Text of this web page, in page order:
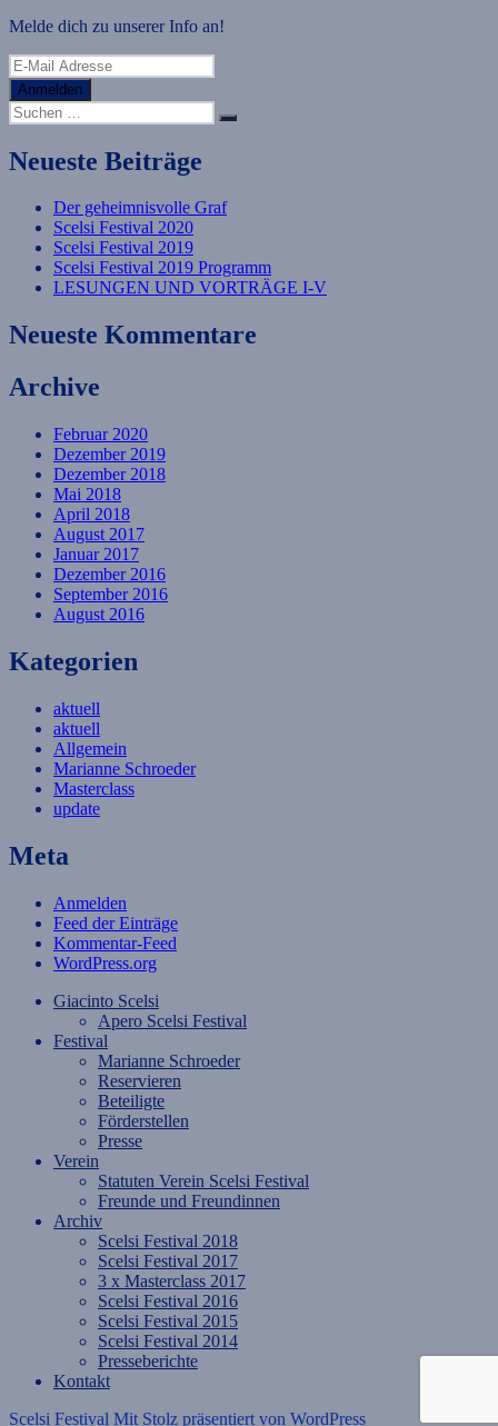
Melde dich zu unserer Info an!
Anmelden
Suche
nach:
Suchen
Neueste Beiträge
Der geheimnisvolle Graf
Scelsi Festival 2020
Scelsi Festival 2019
Scelsi Festival 2019 Programm
LESUNGEN UND VORTRÄGE I-V
Neueste Kommentare
Archive
Februar 2020
Dezember 2019
Dezember 2018
Mai 2018
April 2018
August 2017
Januar 2017
Dezember 2016
September 2016
August 2016
Kategorien
aktuell
aktuell
Allgemein
Marianne Schroeder
Masterclass
update
Meta
Anmelden
Feed der Einträge
Kommentar-Feed
WordPress.org
Giacinto Scelsi
Apero Scelsi Festival
Festival
Marianne Schroeder
Reservieren
Beteiligte
Förderstellen
Presse
Verein
Statuten Verein Scelsi Festival
Freunde und Freundinnen
Archiv
Scelsi Festival 2018
Scelsi Festival 2017
3 x Masterclass 2017
Scelsi Festival 2016
Scelsi Festival 2015
Scelsi Festival 2014
Presseberichte
Kontakt
Scelsi Festival Mit Stolz präsentiert von WordPress